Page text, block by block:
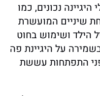
נכונים, כמו
שיניים המועשרת
הילד ושימוש בחוט
על היגיינת פה
התפתחות עששת